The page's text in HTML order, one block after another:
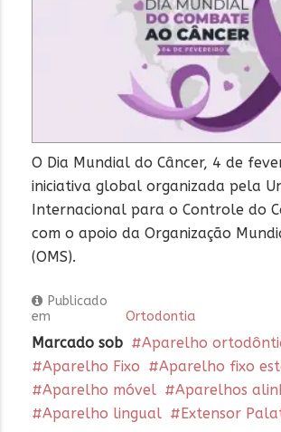
O Dia Mundial do Câncer, 4 de
iniciativa global organizada pela
Internacional para o Controle do
com o apoio da Organização
(OMS).
Publicado
em
Ortodontia
Marcado sob
Aparelho
Aparelho Fixo
Aparelho fixo
Aparelho móvel
Aparelhos
Aparelho lingual
Extensor